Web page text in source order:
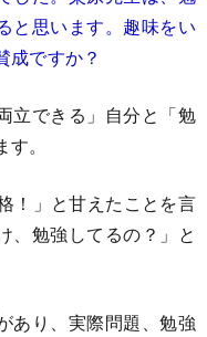
と思います。趣味をい
成ですか？
立できる」自分と「勉
。
！」と甘えたことを言
、勉強してるの？」と
あり、実際問題、勉強